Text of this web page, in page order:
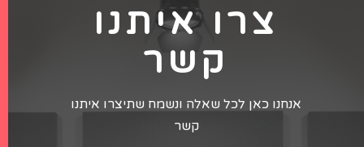
צרו איתנו
קשר
אנחנו כאן לכל שאלה ונשמח שתיצרו איתנו
קשר